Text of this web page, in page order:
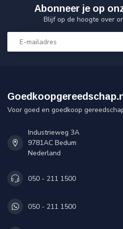
Abonneer je op
Blijf op de hoogte over
Voor goed en goedkoop
Industrieweg 3A
9781AC Bedum
Nederland
050 - 211 1500
050 - 211 1500